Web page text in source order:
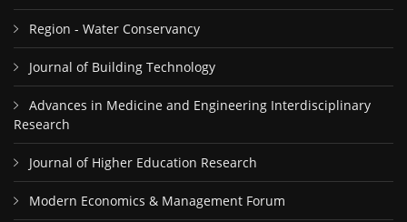
Region - Water Conservancy
Journal of Building Technology
Advances in Medicine and Engineering Interdisciplinary
Research
Journal of Higher Education Research
Modern Economics & Management Forum